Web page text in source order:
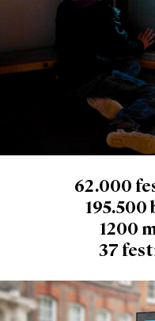
62.000
1200
37